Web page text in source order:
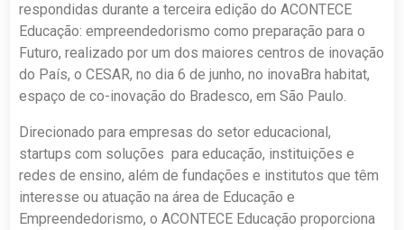
respondidas durante a terceira edição do ACONTECE
Educação: empreendedorismo como preparação para o
Futuro, realizado por um dos maiores centros de inovação
do País, o CESAR, no dia 6 de junho, no inovaBra habitat,
espaço de co-inovação do Bradesco, em São Paulo.
Direcionado para empresas do setor educacional,
startups com soluções para educação, instituições e
redes de ensino, além de fundações e institutos que têm
interesse ou atuação na área de Educação e
Empreendedorismo, o ACONTECE Educação proporciona